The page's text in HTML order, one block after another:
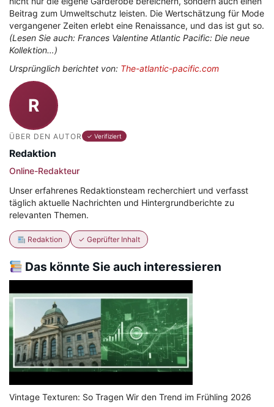
Beitrag zum Umweltschutz leisten. Die Wertschätzung für Mode
vergangener Zeiten erlebt eine Renaissance, und das ist gut so.
(Lesen Sie auch: Frances Valentine Atlantic Pacific: Die neue
Kollektion…)
Ursprünglich berichtet von: The-atlantic-pacific.com
R
ÜBER DEN AUTOR ✓ Verifiziert
Redaktion
Online-Redakteur
Unser erfahrenes Redaktionsteam recherchiert und verfasst
täglich aktuelle Nachrichten und Hintergrundberichte zu
relevanten Themen.
Redaktion ✓ Geprüfter Inhalt
Das könnte Sie auch interessieren
Vintage Texturen: So Tragen Wir den Trend im Frühling 2026